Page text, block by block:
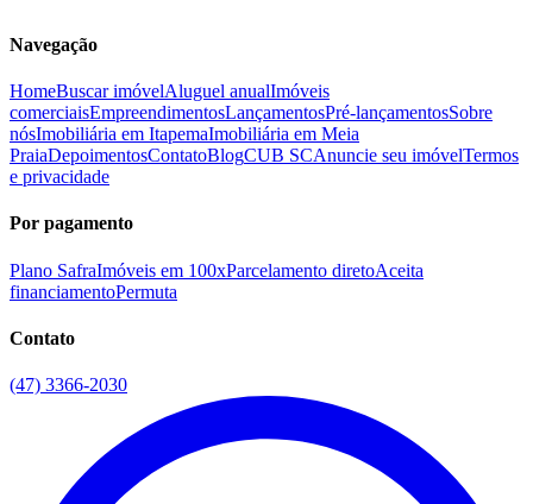
Navegação
HomeBuscar imóvelAluguel anualImóveis
comerciaisEmpreendimentosLançamentosPré-lançamentosSobre
nósImobiliária em ItapemaImobiliária em Meia
PraiaDepoimentosContatoBlogCUB SCAnuncie seu imóvelTermos
e privacidade
Por pagamento
Plano SafraImóveis em 100xParcelamento diretoAceita
financiamentoPermuta
Contato
(47) 3366-2030